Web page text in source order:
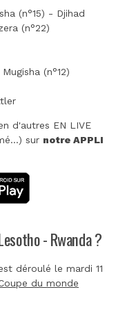
(n°15) - Djihad
(n°22)
(n°12)
d'autres EN LIVE
sur notre APPLI
- Rwanda ?
déroulé le mardi 11
du monde